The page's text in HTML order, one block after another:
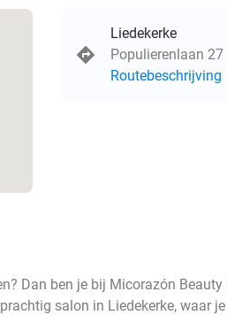
Liedekerke
Populierenlaan 27
Routebeschrijving
Dan ben je bij Micorazón Beauty
salon in Liedekerke, waar